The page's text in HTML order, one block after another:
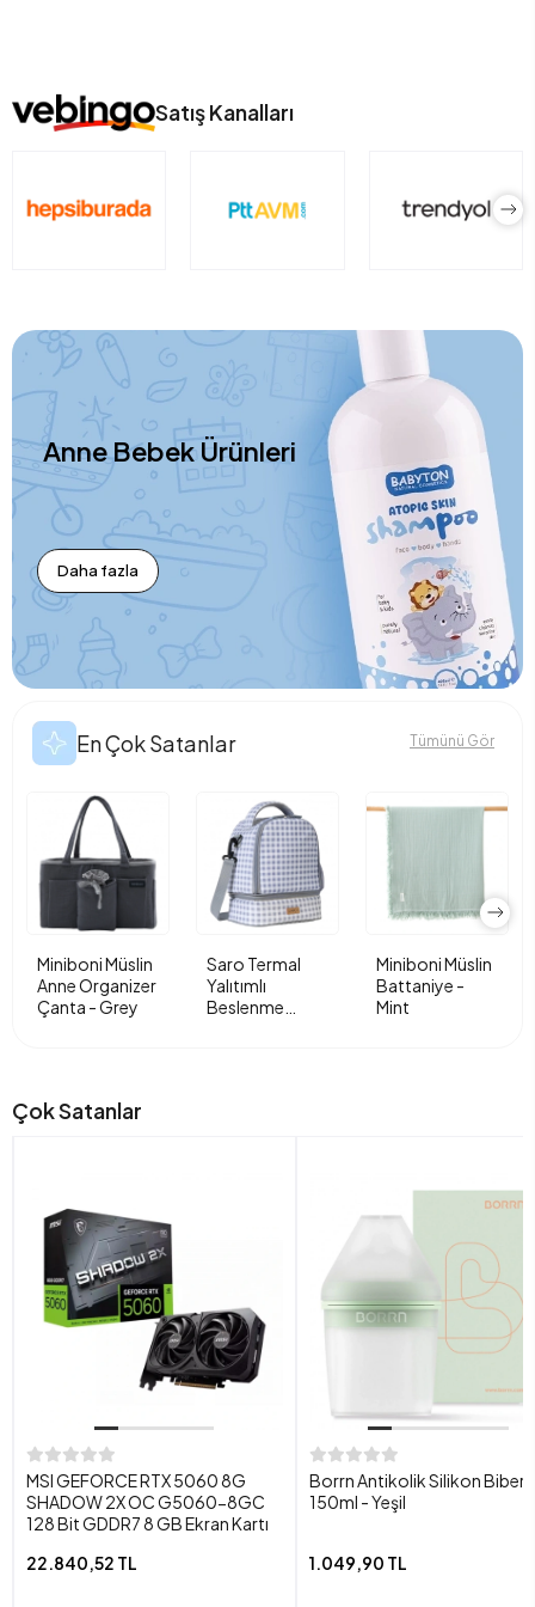
Satış Kanalları
Anne Bebek Ürünleri
Daha fazla
En Çok Satanlar Tümünü Gör
Miniboni Müslin
Anne Organizer
Çanta - Grey
Saro Termal
Yalıtımlı
Beslenme
Miniboni Müslin
Battaniye -
Mint
Çok Satanlar
MSI GEFORCE RTX 5060 8G
SHADOW 2X OC G5060-8GC
128 Bit GDDR7 8 GB Ekran Kartı
22.840,52 TL
Borrn Antikolik Silikon
150ml - Yeşil
1.049,90 TL